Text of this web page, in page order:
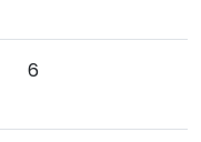
6